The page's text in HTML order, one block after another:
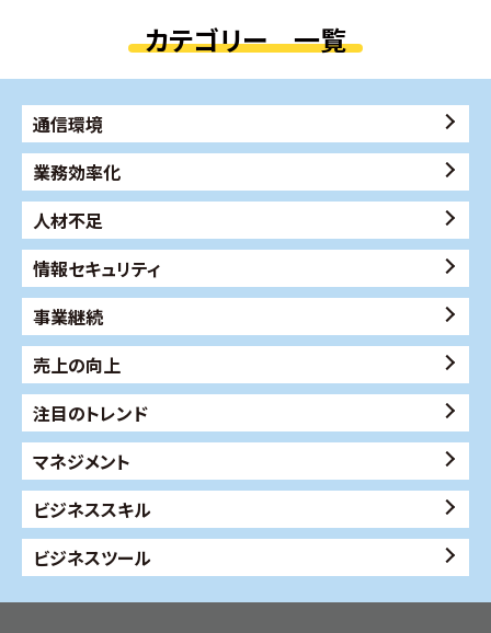
カテゴリー 一覧
通信環境
業務効率化
人材不足
情報セキュリティ
事業継続
売上の向上
注目のトレンド
マネジメント
ビジネススキル
ビジネスツール